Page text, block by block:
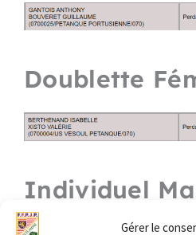
Gérer le
Doublette
Individuel